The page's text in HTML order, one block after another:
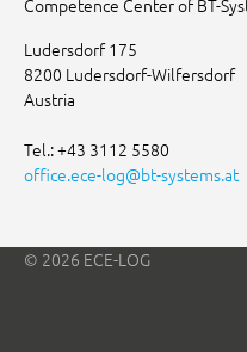
Competence Center of BT-
Ludersdorf 175
8200 Ludersdorf-Wilfersdorf
Austria
Tel.: +43 3112 5580
office.ece-log@bt-systems.at
© 2026 ECE-LOG